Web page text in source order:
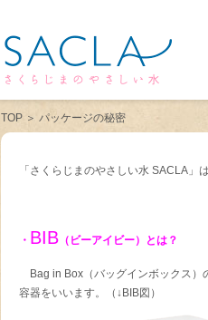
TOP ＞ パッケージの秘密
「さくらじまのやさしい水 SACLA」
・ BIB （ビーアイビー）とは？
Bag in Box（バッグインボックス）
容器をいいます。（↓BIB図）